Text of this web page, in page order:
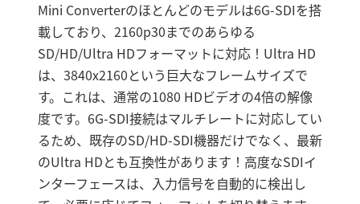
Mini Converterのほとんどのモデルは6G-SDIを搭
載しており、2160p30までのあらゆる
SD/HD/Ultra HDフォーマットに対応！Ultra HD
は、3840x2160という巨大なフレームサイズで
す。これは、通常の1080 HDビデオの4倍の解像
度です。6G-SDI接続はマルチレートに対応してい
るため、既存のSD/HD-SDI機器だけでなく、最新
のUltra HDとも互換性があります！高度なSDIイ
ンターフェースは、入力信号を自動的に検出し